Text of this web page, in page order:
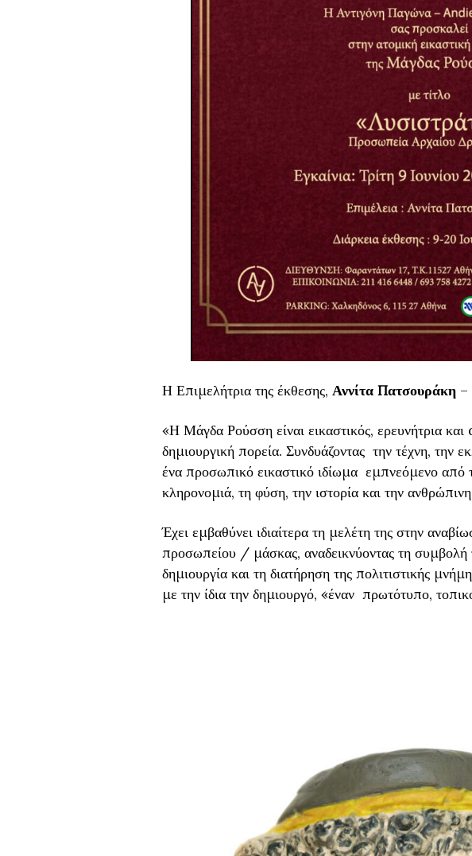
Η Επιμελήτρια της έκθεσης, Αννίτα Πατσουράκη –
«Η Μάγδα Ρούσση είναι εικαστικός, ερευνήτρια
δημιουργική πορεία. Συνδυάζοντας την τέχνη, την
ένα προσωπικό εικαστικό ιδίωμα εμπνεόμενο από
κληρονομιά, τη φύση, την ιστορία και την
Έχει εμβαθύνει ιδιαίτερα τη μελέτη της στην
προσωπείου / μάσκας, αναδεικνύοντας τη συμβολή
δημιουργία και τη διατήρηση της πολιτιστικής
με την ίδια την δημιουργό, «έναν πρωτότυπο,